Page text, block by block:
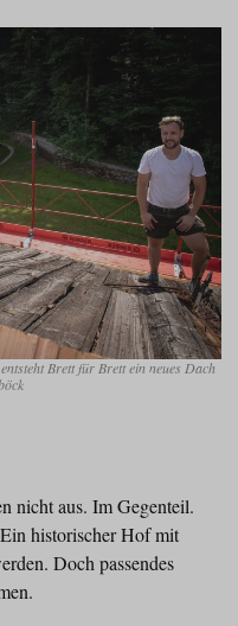
Brett für Brett ein neues Dach
nicht aus. Im Gegenteil.
historischer Hof mit
Doch passendes